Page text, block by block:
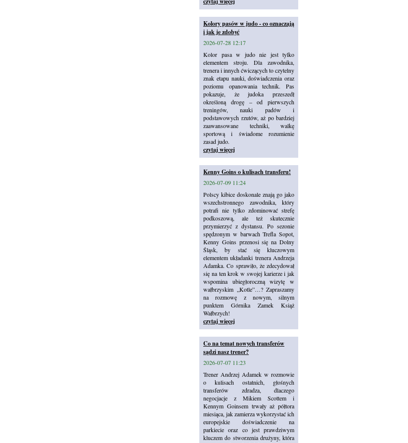
Kolory pasów w judo - co oznaczają
i jak je zdobyć
2026-07-28 12:17
Kolor pasa w judo nie jest tylko
elementem stroju. Dla zawodnika,
trenera i innych ćwiczących to czytelny
znak etapu nauki, doświadczenia oraz
poziomu opanowania technik. Pas
pokazuje, że judoka przeszedł
określoną drogę – od pierwszych
treningów, nauki padów i
podstawowych rzutów, aż po bardziej
zaawansowane techniki, walkę
sportową i świadome rozumienie
zasad judo.
czytaj więcej
Kenny Goins o kulisach transferu!
2026-07-09 11:24
Polscy kibice doskonale znają go jako
wszechstronnego zawodnika, który
potrafi nie tylko zdominować strefę
podkoszową, ale też skutecznie
przymierzyć z dystansu. Po sezonie
spędzonym w barwach Trefla Sopot,
Kenny Goins przenosi się na Dolny
Śląsk, by stać się kluczowym
elementem układanki trenera Andrzeja
Adamka. Co sprawiło, że zdecydował
się na ten krok w swojej karierze i jak
wspomina ubiegłoroczną wizytę w
wałbrzyskim „Kotle”…? Zapraszamy
na rozmowę z nowym, silnym
punktem Górnika Zamek Książ
Wałbrzych!
czytaj więcej
Co na temat nowych transferów
sądzi nasz trener?
2026-07-07 11:23
Trener Andrzej Adamek w rozmowie
o kulisach ostatnich, głośnych
transferów zdradza, dlaczego
negocjacje z Mikiem Scottem i
Kennym Goinsem trwały aż półtora
miesiąca, jak zamierza wykorzystać ich
europejskie doświadczenie na
parkiecie oraz co jest prawdziwym
kluczem do stworzenia drużyny, która